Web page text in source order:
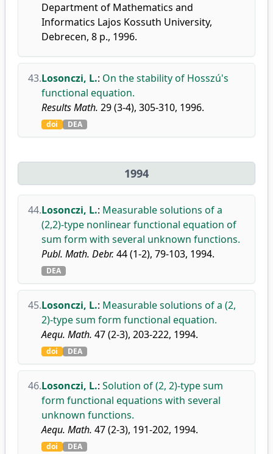
Department of Mathematics and
Informatics Lajos Kossuth University,
Debrecen, 8 p., 1996.
43.Losonczi, L.: On the stability of Hosszú's
functional equation.
Results Math. 29 (3-4), 305-310, 1996.
doi DEA
1994
44.Losonczi, L.: Measurable solutions of a
(2,2)-type nonlinear functional equation of
sum form with several unknown functions.
Publ. Math. Debr. 44 (1-2), 79-103, 1994.
DEA
45.Losonczi, L.: Measurable solutions of a (2,
2)-type sum form functional equation.
Aequ. Math. 47 (2-3), 203-222, 1994.
doi DEA
46.Losonczi, L.: Solution of (2, 2)-type sum
form functional equations with several
unknown functions.
Aequ. Math. 47 (2-3), 191-202, 1994.
doi DEA